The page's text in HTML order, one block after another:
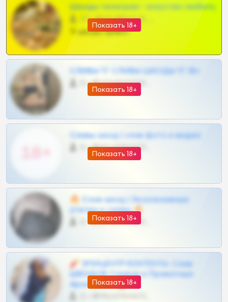
Показать 18+
Шкоды телеграм - искуство любить
27 •
Тг шкоды приват
Показать 18+
СЛИВЫ ТГ СЛИВЫ ШКОДЫ ТГ 18+
0 •
Показать 18+
Сливы шкод | слив фото и видео
0 •
Показать 18+
🔥 Слив шкод | Эксклюзивные
утечки и сливы 🔥
0 •
Показать 18+
🧨 ЭПИЦЕНТР КОНТЕНТА: Слив
ШКОДОВ Сливов и Приватных
Архивов ТГ 🔞💎